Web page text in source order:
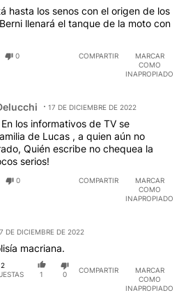
hasta los senos con el origen de los
llenará el tanque de la moto con
0 COMPARTIR
MARCAR
COMO
INAPROPIADO
17 DE DICIEMBRE DE 2022
los informativos de TV se
de Lucas , a quien aún no
Quién escribe no chequea la
serios!
0 COMPARTIR
MARCAR
COMO
INAPROPIADO
DE DICIEMBRE DE 2022
macriana.
2
1 0
COMPARTIR
MARCAR
COMO
INAPROPIADO